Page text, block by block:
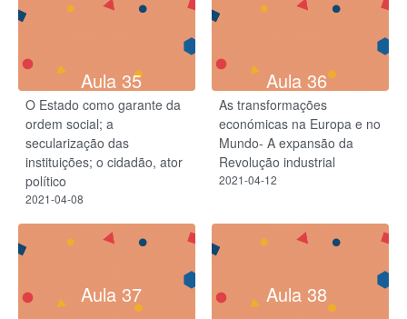
Aula 35
O Estado como garante da
ordem social; a
secularização das
instituições; o cidadão, ator
político
2021-04-08
Aula 36
As transformações
económicas na Europa e no
Mundo- A expansão da
Revolução industrial
2021-04-12
Aula 37 Aula 38